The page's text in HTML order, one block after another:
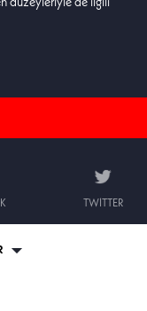
ve bağlılıklarını dile
ne kadar gem
TWITTER